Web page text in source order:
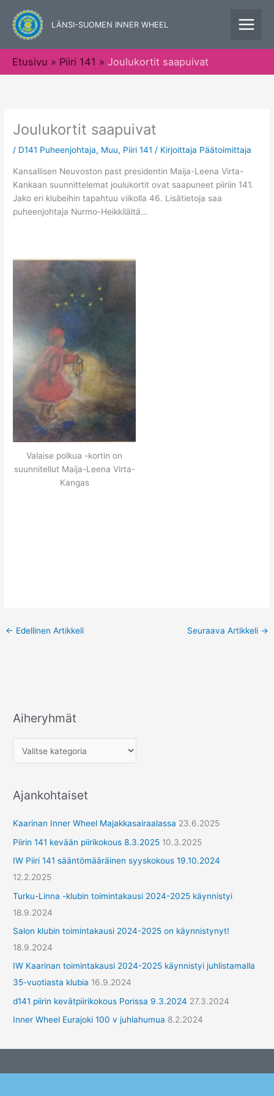
sisältöön
LÄNSI-SUOMEN INNER WHEEL
Etusivu Piiri 141 Joulukortit saapuivat
Joulukortit saapuivat
/ D141 Puheenjohtaja, Muu, Piiri 141 / Kirjoittaja Päätoimittaja
Kansallisen Neuvoston past presidentin Maija-Leena Virta-
Kankaan suunnittelemat joulukortit ovat saapuneet piiriin 141.
Jako eri klubeihin tapahtuu viikolla 46. Lisätietoja saa
puheenjohtaja Nurmo-Heikkilältä…
Valaise polkua -kortin on
suunnitellut Maija-Leena Virta-
Kangas
← Edellinen Artikkeli Seuraava Artikkeli →
Aiheryhmät
A
e
y
t
Ajankohtaiset
Kaarinan Inner Wheel Majakkasairaalassa 23.6.2025
Piirin 141 kevään piirikokous 8.3.2025 10.3.2025
IW Piiri 141 sääntömääräinen syyskokous 19.10.2024
12.2.2025
Turku-Linna -klubin toimintakausi 2024-2025 käynnistyi
18.9.2024
Salon klubin toimintakausi 2024-2025 on käynnistynyt!
18.9.2024
IW Kaarinan toimintakausi 2024-2025 käynnistyi juhlistamalla
35-vuotiasta klubia 16.9.2024
d141 piirin kevätpiirikokous Porissa 9.3.2024 27.3.2024
Inner Wheel Eurajoki 100 v juhlahumua 8.2.2024